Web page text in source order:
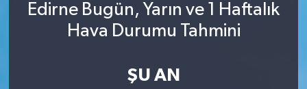
Edirne Bugün, Yarın ve 1 Haftalık
Hava Durumu Tahmini
ŞU AN
Süper Lig Puan Durumu ve Fikstür